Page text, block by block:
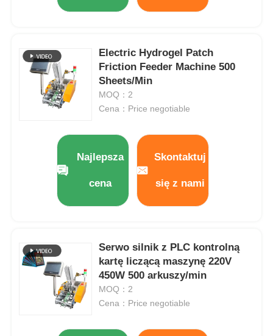
Electric Hydrogel Patch
Friction Feeder Machine 500
Sheets/Min
MOQ：2
Cena：Price negotiable
Najlepsza
cena
Skontaktuj
się z nami
Serwo silnik z PLC kontrolną
kartę liczącą maszynę 220V
450W 500 arkuszy/min
MOQ：2
Cena：Price negotiable